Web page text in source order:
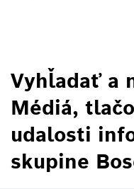
Vyhľadať a
Médiá,
udalosti
skupine